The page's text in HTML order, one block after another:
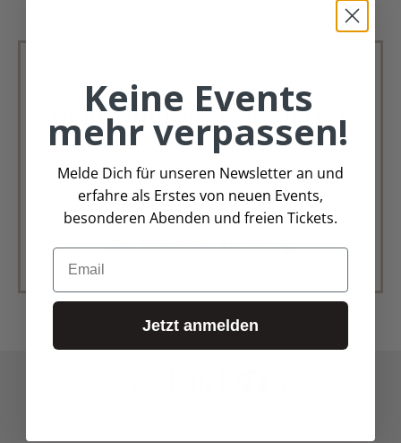
Deko Andreas Newsletter
Immer schön, immer aktuell.
Trag Dich für unseren Newsletter ein &
verpasse keine Angebote mehr
Zur Newsletter Anmeldung
Keine Events
mehr verpassen!
Melde Dich für unseren Newsletter an und
erfahre als Erstes von neuen Events,
besonderen Abenden und freien Tickets.
Email
Jetzt anmelden